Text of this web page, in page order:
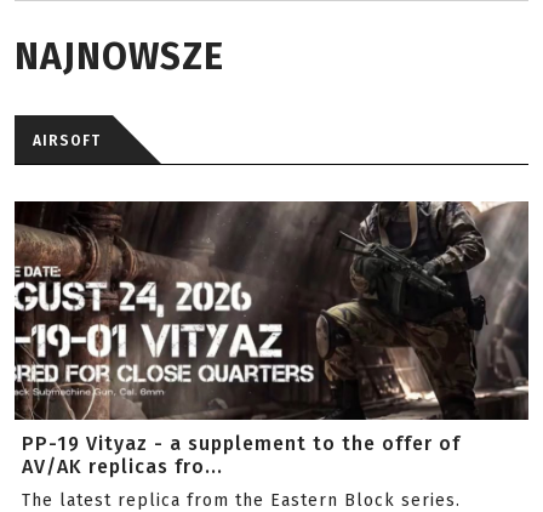
NAJNOWSZE
AIRSOFT
PP-19 Vityaz - a supplement to the offer of
AV/AK replicas fro...
The latest replica from the Eastern Block series.